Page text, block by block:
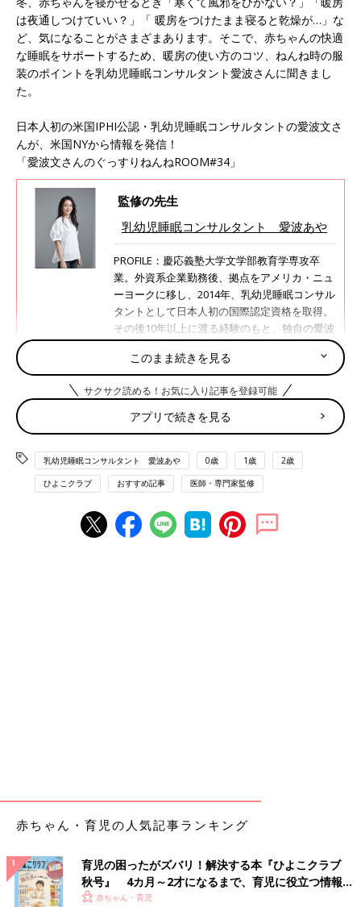
は夜通しつけていい？」「 暖房をつけたまま寝ると乾燥が…」な
ど、気になることがさまざまあります。そこで、赤ちゃんの快適
な睡眠をサポートするため、暖房の使い方のコツ、ねんね時の服
装のポイントを乳幼児睡眠コンサルタント愛波さんに聞きまし
た。
日本人初の米国IPHI公認・乳幼児睡眠コンサルタントの愛波文さ
んが、米国NYから情報を発信！
「愛波文さんのぐっすりねんねROOM#34」
監修の先生
乳幼児睡眠コンサルタント 愛波あや
PROFILE：慶応義塾大学文学部教育学専攻卒
業。外資系企業勤務後、拠点をアメリカ・ニュ
ーヨークに移し、2014年、乳幼児睡眠コンサル
タントとして日本人初の国際認定資格を取得。
その後10年以上に渡る経験のもと、独自の愛波
メソッドを創始。科学的根拠に基づいた睡眠改
善法を提唱し、子どもの睡眠に関する悩みを解
決するために、オンラインや講演活動を通じて
累計約10万人に寝かしつけメソッドを伝授。お
くるみスリーパーや遮光シートの開発も行って
います。 二児の母。著書に『ママと赤ちゃんの
すり眠る赤ちゃんの寝かせ方』（主婦の友社）
がある。現在『忙しくても能力がどんどん引き
出される 子どものためのベスト睡眠』
（KADOKAWA）発売中。
つけ”を解決する方法を紹介します！
入眠時に部屋や寝床が寒いと、体の交感神経が体温を温めようと
質のいい睡眠をとるための、冬の寝室の温度は20度前後が最適と
いわれています。16度以下になると、寒すぎて目覚めてしまうこ
このまま続きを見る
サクサク読める！お気に入り記事を登録可能
アプリで続きを見る
乳幼児睡眠コンサルタント 愛波あや 0歳 1歳 2歳
ひよこクラブ おすすめ記事 医師・専門家監修
赤ちゃん・育児の人気記事ランキング
育児の困ったがズバリ！解決する本『ひよこクラブ
秋号』 4カ月～2才になるまで、育児に役立つ情報が
いっぱい！
赤ちゃん・育児